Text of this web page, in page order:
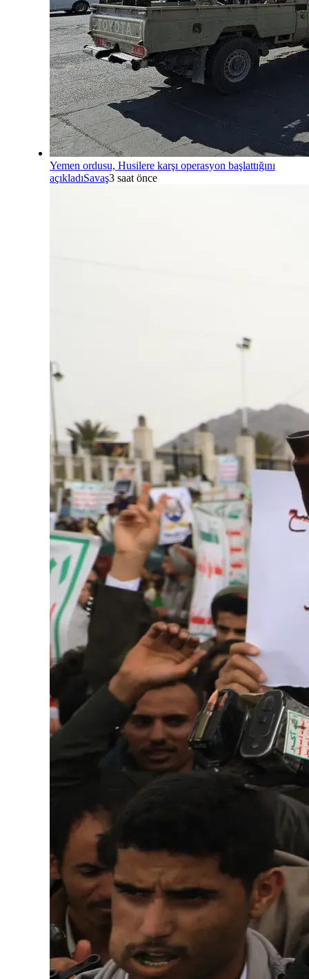
Yemen ordusu, Husilere karşı operasyon başlattığını
açıkladıSavaş3 saat önce